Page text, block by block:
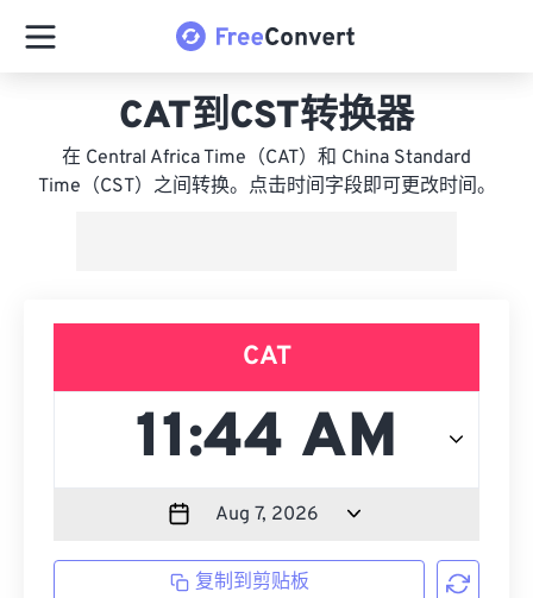
CAT到CST转换器
在 Central Africa Time（CAT）和 China Standard
Time（CST）之间转换。点击时间字段即可更改时间。
CAT
复制到剪贴板